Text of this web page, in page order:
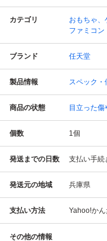
カテゴリ おもちゃ、
ファミコン
ブランド 任天堂
製品情報 スペック・
商品の状態 目立った傷
個数 1個
発送までの日数 支払い手続
発送元の地域 兵庫県
支払い方法 Yahoo!か
その他の情報